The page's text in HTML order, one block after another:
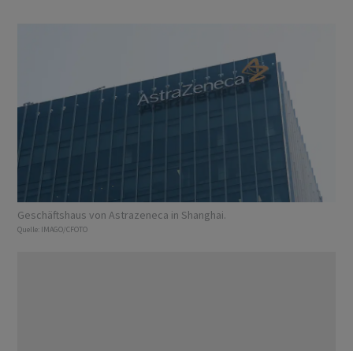
Geschäftshaus von Astrazeneca in Shanghai.
Quelle: IMAGO/CFOTO